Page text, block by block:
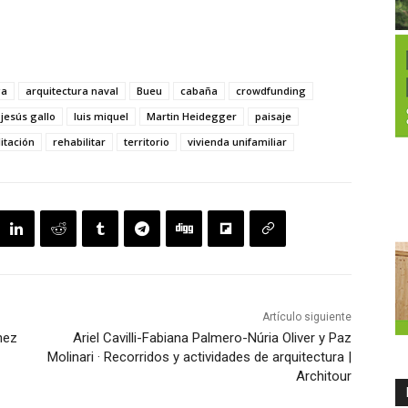
arquitectura naval Bueu cabaña
crowdfunding
jesús gallo
luis miquel Martin Heidegger
paisaje
rehabilitar territorio vivienda unifamiliar
Artículo siguiente
Ariel Cavilli-Fabiana Palmero-Núria Oliver y Paz
Molinari · Recorridos y actividades de arquitectura |
Architour